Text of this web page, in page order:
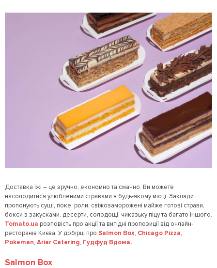
Доставка їжі – це зручно, економно та смачно. Ви можете
насолодитися улюбленими стравами в будь-якому місці. Заклади
пропонують суші, поке, роли, свіжозаморожені майже готові страви,
бокси з закусками, десерти, солодощі, чиказьку піцу та багато іншого.
Tomato.ua розповість про акції та вигідні пропозиції від онлайн-
ресторанів Києва. У добірці про Salmon Box, Chicago Pizza,
Pokeman, Ariar Catering, Гудфуд Вдома.
Salmon Box